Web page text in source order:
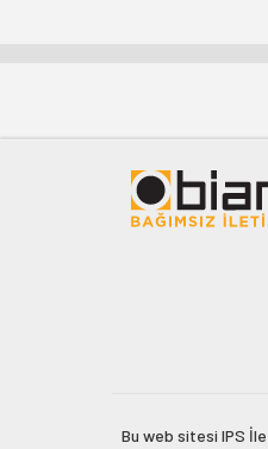
Bu web sitesi IPS